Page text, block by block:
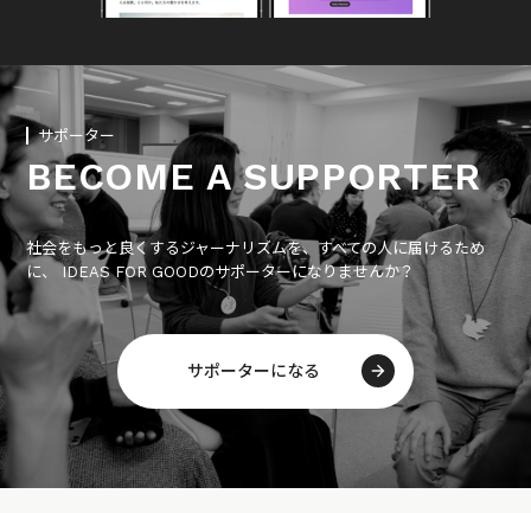
サポーター
BECOME A SUPPORTER
社会をもっと良くするジャーナリズムを、すべての人に届けるため
に、 IDEAS FOR GOODのサポーターになりませんか？
サポーターになる